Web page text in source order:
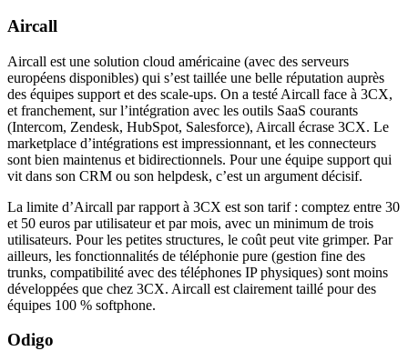
Aircall
Aircall est une solution cloud américaine (avec des serveurs
européens disponibles) qui s’est taillée une belle réputation auprès
des équipes support et des scale-ups. On a testé Aircall face à 3CX,
et franchement, sur l’intégration avec les outils SaaS courants
(Intercom, Zendesk, HubSpot, Salesforce), Aircall écrase 3CX. Le
marketplace d’intégrations est impressionnant, et les connecteurs
sont bien maintenus et bidirectionnels. Pour une équipe support qui
vit dans son CRM ou son helpdesk, c’est un argument décisif.
La limite d’Aircall par rapport à 3CX est son tarif : comptez entre 30
et 50 euros par utilisateur et par mois, avec un minimum de trois
utilisateurs. Pour les petites structures, le coût peut vite grimper. Par
ailleurs, les fonctionnalités de téléphonie pure (gestion fine des
trunks, compatibilité avec des téléphones IP physiques) sont moins
développées que chez 3CX. Aircall est clairement taillé pour des
équipes 100 % softphone.
Odigo